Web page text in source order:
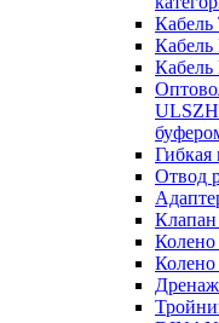
ULSZH
Гибкая
Отвод
Клапан
Колено
Колено